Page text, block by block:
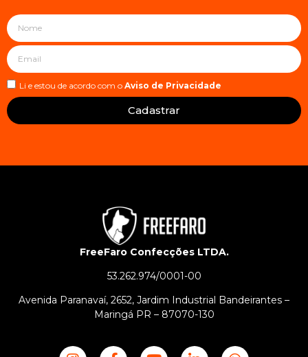
Li e estou de acordo com o Aviso de Privacidade
Cadastrar
FreeFaro Confecções LTDA.
53.262.974/0001-00
Avenida Paranavaí, 2652, Jardim Industrial Bandeirantes –
Maringá PR – 87070-130